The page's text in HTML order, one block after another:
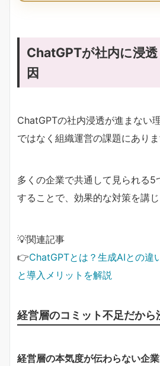
ChatGPTが社内に浸
因
ChatGPTの社内浸透が進まない
ではなく組織運営の課題にありま
多くの企業で共通して見られる5
することで、効果的な対策を講じ
💡関連記事
👉ChatGPTとは？生成AIとの違
と導入メリットを解説
経営層のコミット不足だから
経営層の本気度が伝わらない企